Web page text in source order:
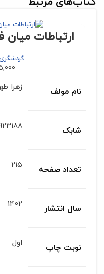
ارتباطات
گردشگری
نام مولف زهرا
شابک
تعداد صفحه 215
سال انتشار 1402
نوبت چاپ اول